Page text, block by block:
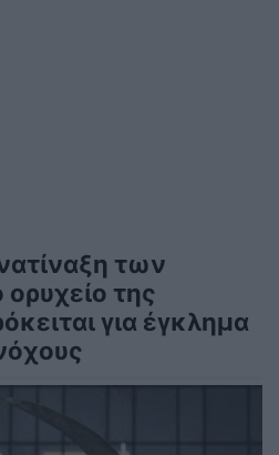
των
της
για έγκλημα